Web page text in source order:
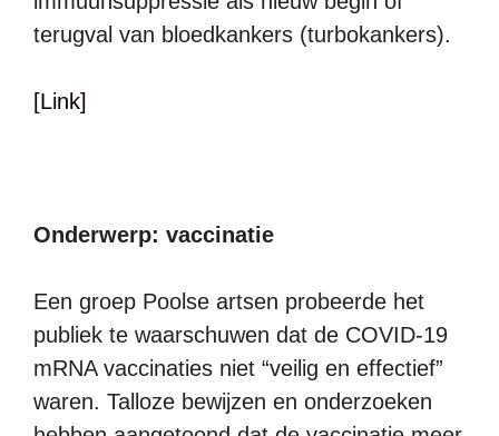
terugval van bloedkankers (turbokankers).
[Link]
Onderwerp: vaccinatie
Een groep Poolse artsen probeerde het
publiek te waarschuwen dat de COVID-19
mRNA vaccinaties niet “veilig en effectief”
waren. Talloze bewijzen en onderzoeken